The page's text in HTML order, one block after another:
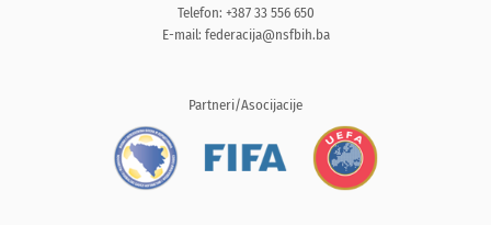
Telefon: +387 33 556 650
E-mail: federacija@nsfbih.ba
Partneri/Asocijacije